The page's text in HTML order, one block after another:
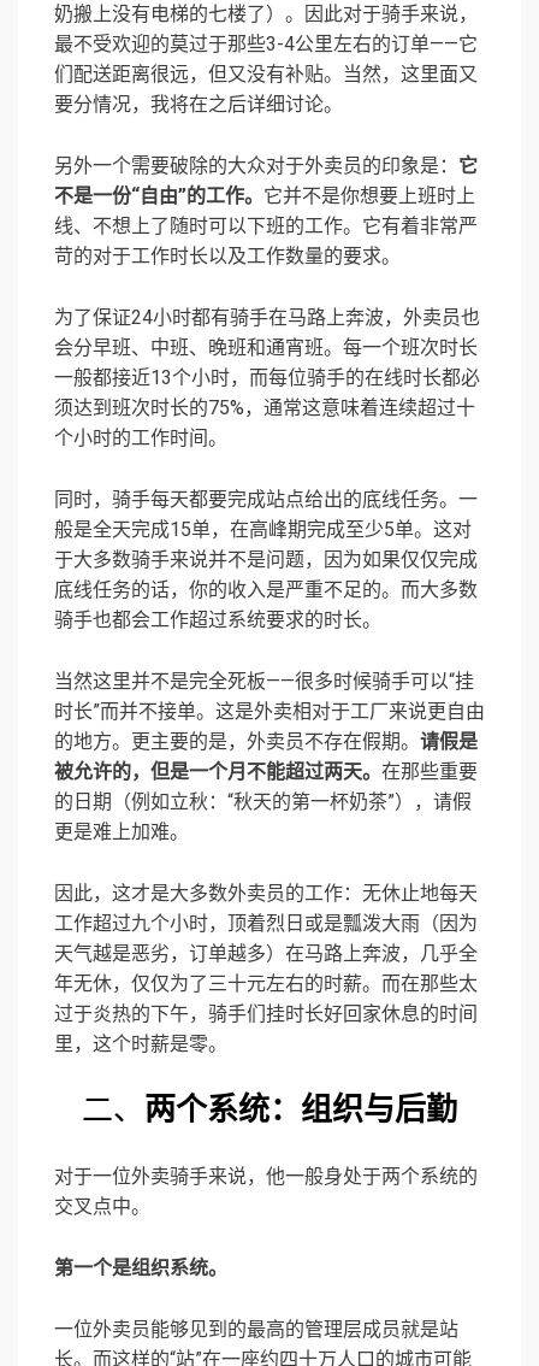
奶搬上没有电梯的七楼了）。因此对于骑手来说，
最不受欢迎的莫过于那些3-4公里左右的订单——它
们配送距离很远，但又没有补贴。当然，这里面又
要分情况，我将在之后详细讨论。
另外一个需要破除的大众对于外卖员的印象是： 它
不是一份“自由”的工作。 它并不是你想要上班时上
线、不想上了随时可以下班的工作。它有着非常严
苛的对于工作时长以及工作数量的要求。
为了保证24小时都有骑手在马路上奔波，外卖员也
会分早班、中班、晚班和通宵班。每一个班次时长
一般都接近13个小时，而每位骑手的在线时长都必
须达到班次时长的75%，通常这意味着连续超过十
个小时的工作时间。
同时，骑手每天都要完成站点给出的底线任务。一
般是全天完成15单，在高峰期完成至少5单。这对
于大多数骑手来说并不是问题，因为如果仅仅完成
底线任务的话，你的收入是严重不足的。而大多数
骑手也都会工作超过系统要求的时长。
当然这里并不是完全死板——很多时候骑手可以“挂
时长”而并不接单。这是外卖相对于工厂来说更自由
的地方。更主要的是，外卖员不存在假期。 请假是
被允许的，但是一个月不能超过两天。 在那些重要
的日期（例如立秋：“秋天的第一杯奶茶”），请假
更是难上加难。
因此，这才是大多数外卖员的工作：无休止地每天
工作超过九个小时，顶着烈日或是瓢泼大雨（因为
天气越是恶劣，订单越多）在马路上奔波，几乎全
年无休，仅仅为了三十元左右的时薪。而在那些太
过于炎热的下午，骑手们挂时长好回家休息的时间
里，这个时薪是零。
二、 两个系统：组织与后勤
对于一位外卖骑手来说，他一般身处于两个系统的
交叉点中。
第一个是组织系统。
一位外卖员能够见到的最高的管理层成员就是站
长。而这样的“站”在一座约四十万人口的城市可能